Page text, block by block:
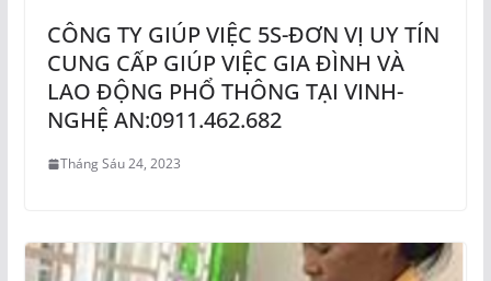
CÔNG TY GIÚP VIỆC 5S-ĐƠN VỊ UY TÍN
CUNG CẤP GIÚP VIỆC GIA ĐÌNH VÀ
LAO ĐỘNG PHỔ THÔNG TẠI VINH-
NGHỆ AN:0911.462.682
Tháng Sáu 24, 2023